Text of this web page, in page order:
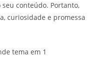
conteúdo. Portanto,
curiosidade e promessa
tema em 1